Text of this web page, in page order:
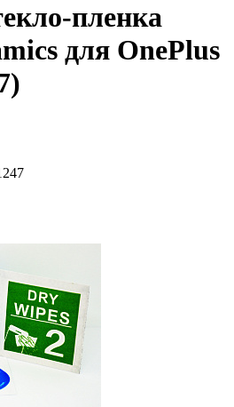
пленка
для OnePlus